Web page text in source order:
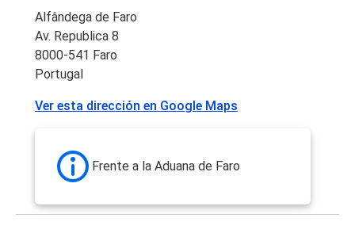
Alfândega de Faro
Av. Republica 8
8000-541 Faro
Portugal
Ver esta dirección en Google Maps
Frente a la Aduana de Faro